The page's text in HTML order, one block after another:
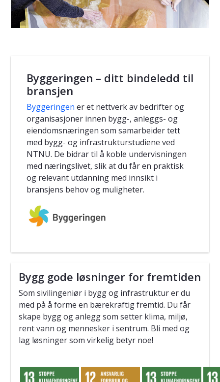
Byggeringen – ditt bindeledd til
bransjen
Byggeringen er et nettverk av bedrifter og
organisasjoner innen bygg-, anleggs- og
eiendomsnæringen som samarbeider tett
med bygg- og infrastrukturstudiene ved
NTNU. De bidrar til å koble undervisningen
med næringslivet, slik at du får en praktisk
og relevant utdanning med innsikt i
bransjens behov og muligheter.
Bygg gode løsninger for fremtiden
Som sivilingeniør i bygg og infrastruktur er du
med på å forme en bærekraftig fremtid. Du får
skape bygg og anlegg som setter klima, miljø,
rent vann og mennesker i sentrum. Bli med og
lag løsninger som virkelig betyr noe!